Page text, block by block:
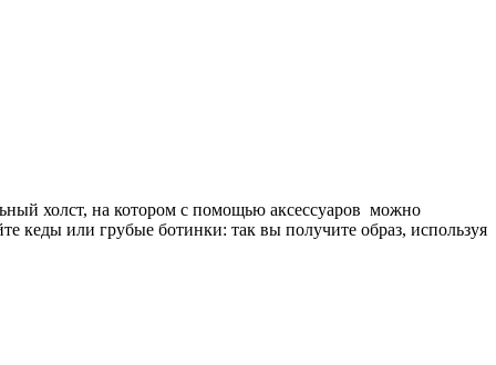
холст, на котором с помощью аксессуаров можно
кеды или грубые ботинки: так вы получите образ, используя